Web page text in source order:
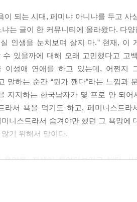
사이에 일어나는 폭력도 있다. 연애
중에 일방적으로 피임기구를 없애거나
을 구석구석 부드럽게 씻기고, 다정한
어떤 일을 당해도 ‘성폭력일 수 없다’
안전: 그 많던 가해자들은 모두 어디로 갔을까
이 되는 시대, 페미냐 아니냐를 두고
냐는 글이 한 커뮤니티에 올라왔다. 다
인생을 눈치보며 살지 마.” 현재, 이
수 있을까에 대해 오래 고민했다고 고
이성애 연애를 하고 있는데, 어쩐지
말하는 순간 “뭔가 깬다”라는 느낌과
지지하는 한국남자가 몇 프로 안 되
라서 욕을 먹기도 하고, 페미니스트
니스트라서 숨겨야만 했던 그 욕망에
않기 위해서 말이다.
욕망을, 자세히 들여다보기로 했다.
와 사랑 사이에서, 왜 포장을 해야 하